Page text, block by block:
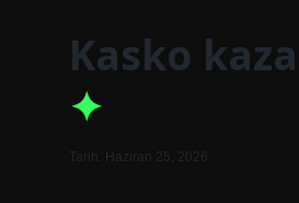
Kasko
Tarih: Haziran 25, 2026